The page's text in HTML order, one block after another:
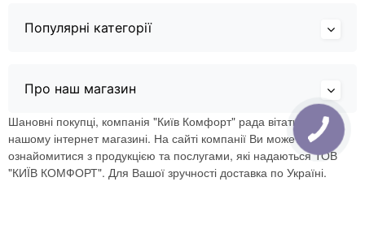
Популярні категорії
Про наш магазин
Шановні покупці, компанія "Київ Комфорт" рада вітати Вас в
нашому інтернет магазині. На сайті компанії Ви можете
ознайомитися з продукцією та послугами, які надаються ТОВ
"КИЇВ КОМФОРТ". Для Вашої зручності доставка по Україні.